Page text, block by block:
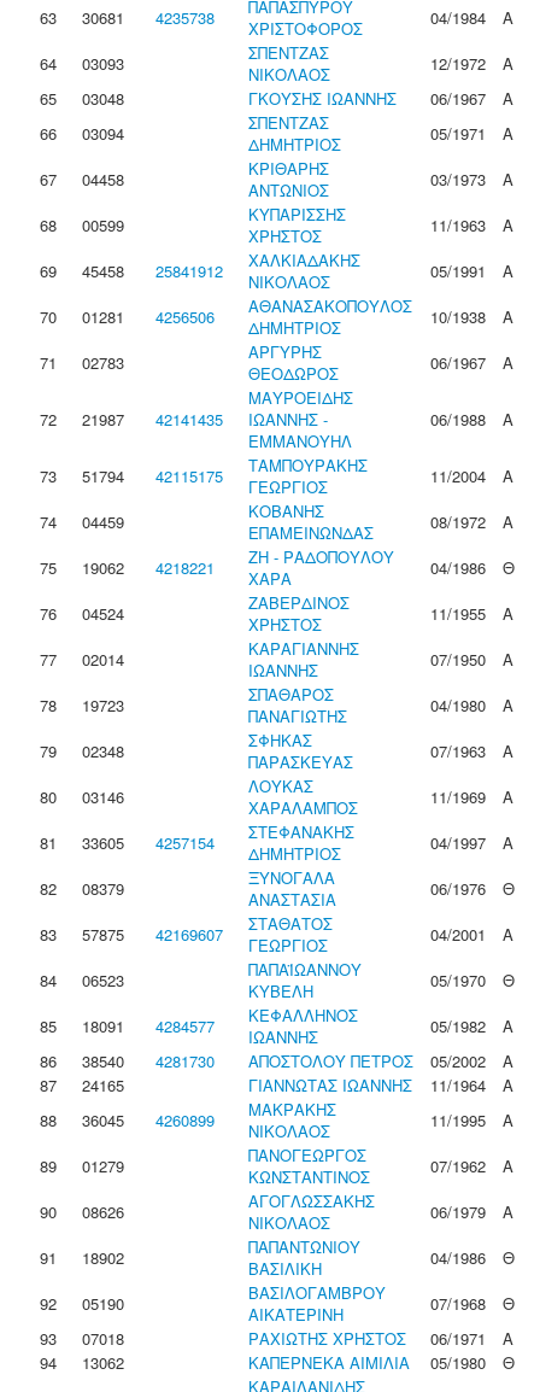
63
30681 4235738
ΠΑΠΑΣΠΥΡΟΥ
ΧΡΙΣΤΟΦΟΡΟΣ
04/1984
Α
64
03093
ΣΠΕΝΤΖΑΣ
ΝΙΚΟΛΑΟΣ
12/1972
Α
65
03048 ΓΚΟΥΣΗΣ ΙΩΑΝΝΗΣ 06/1967
Α
66
03094
ΣΠΕΝΤΖΑΣ
ΔΗΜΗΤΡΙΟΣ
05/1971
Α
67
04458
ΚΡΙΘΑΡΗΣ
ΑΝΤΩΝΙΟΣ
03/1973
Α
68
00599
ΚΥΠΑΡΙΣΣΗΣ
ΧΡΗΣΤΟΣ
11/1963
Α
69
45458 25841912
ΧΑΛΚΙΑΔΑΚΗΣ
ΝΙΚΟΛΑΟΣ
05/1991
Α
70
01281 4256506
ΑΘΑΝΑΣΑΚΟΠΟΥΛΟΣ
ΔΗΜΗΤΡΙΟΣ
10/1938
Α
71
02783
ΑΡΓΥΡΗΣ
ΘΕΟΔΩΡΟΣ
06/1967 Α
72 21987 42141435
ΜΑΥΡΟΕΙΔΗΣ
ΙΩΑΝΝΗΣ -
ΕΜΜΑΝΟΥΗΛ
06/1988 Α
73 51794 42115175
ΤΑΜΠΟΥΡΑΚΗΣ
ΓΕΩΡΓΙΟΣ
11/2004
Α
74
04459
ΚΟΒΑΝΗΣ
ΕΠΑΜΕΙΝΩΝΔΑΣ
08/1972
Α
75
19062 4218221
ΖΗ - ΡΑΔΟΠΟΥΛΟΥ
ΧΑΡΑ
04/1986
Θ
76
04524
ΖΑΒΕΡΔΙΝΟΣ
ΧΡΗΣΤΟΣ
11/1955
Α
77
02014
ΚΑΡΑΓΙΑΝΝΗΣ
ΙΩΑΝΝΗΣ
07/1950
Α
78
19723
ΣΠΑΘΑΡΟΣ
ΠΑΝΑΓΙΩΤΗΣ
04/1980
Α
79
02348
ΣΦΗΚΑΣ
ΠΑΡΑΣΚΕΥΑΣ
07/1963
Α
80
03146
ΛΟΥΚΑΣ
ΧΑΡΑΛΑΜΠΟΣ
11/1969
Α
81
33605 4257154
ΣΤΕΦΑΝΑΚΗΣ
ΔΗΜΗΤΡΙΟΣ
04/1997
Α
82
08379
ΞΥΝΟΓΑΛΑ
ΑΝΑΣΤΑΣΙΑ
06/1976
Θ
83
57875 42169607
ΣΤΑΘΑΤΟΣ
ΓΕΩΡΓΙΟΣ
04/2001
Α
84
06523
ΠΑΠΑΪΩΑΝΝΟΥ
ΚΥΒΕΛΗ
05/1970
Θ
85
18091 4284577
ΚΕΦΑΛΛΗΝΟΣ
ΙΩΑΝΝΗΣ
05/1982
Α
86
38540 4281730 ΑΠΟΣΤΟΛΟΥ ΠΕΤΡΟΣ 05/2002
Α
87
24165 ΓΙΑΝΝΩΤΑΣ ΙΩΑΝΝΗΣ 11/1964
Α
88
36045 4260899
ΜΑΚΡΑΚΗΣ
ΝΙΚΟΛΑΟΣ
11/1995
Α
89
01279
ΠΑΝΟΓΕΩΡΓΟΣ
ΚΩΝΣΤΑΝΤΙΝΟΣ
07/1962
Α
90
08626
ΑΓΟΓΛΩΣΣΑΚΗΣ
ΝΙΚΟΛΑΟΣ
06/1979
Α
91
18902
ΠΑΠΑΝΤΩΝΙΟΥ
ΒΑΣΙΛΙΚΗ
04/1986
Θ
92
05190
ΒΑΣΙΛΟΓΑΜΒΡΟΥ
ΑΙΚΑΤΕΡΙΝΗ
07/1968
Θ
93
07018 ΡΑΧΙΩΤΗΣ ΧΡΗΣΤΟΣ 06/1971
Α
94
13062 ΚΑΠΕΡΝΕΚΑ ΑΙΜΙΛΙΑ 05/1980
Θ
ΚΑΡΑΙΛΑΝΙΔΗΣ